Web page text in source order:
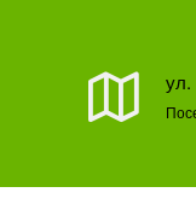
ул.